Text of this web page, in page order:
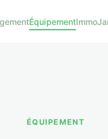
ÉquipementImmo
ÉQUIPEMENT